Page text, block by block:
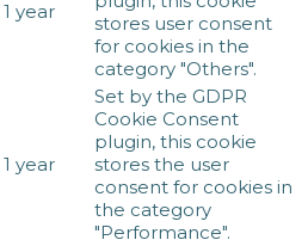
1 year
stores user consent
for cookies in the
category "Others".
1 year
Set by the GDPR
Cookie Consent
plugin, this cookie
stores the user
consent for cookies in
the category
"Performance".